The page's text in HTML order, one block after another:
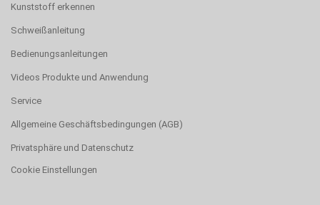
Kunststoff erkennen
Schweißanleitung
Bedienungsanleitungen
Videos Produkte und Anwendung
Service
Allgemeine Geschäftsbedingungen (AGB)
Privatsphäre und Datenschutz
Cookie Einstellungen